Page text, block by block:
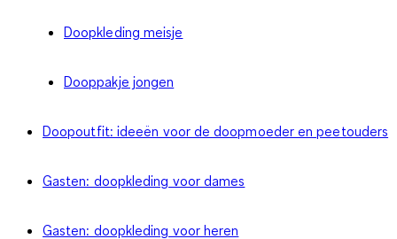
Doopkleding meisje
Dooppakje jongen
Doopoutfit: ideeën voor de doopmoeder en peetouders
Gasten: doopkleding voor dames
Gasten: doopkleding voor heren